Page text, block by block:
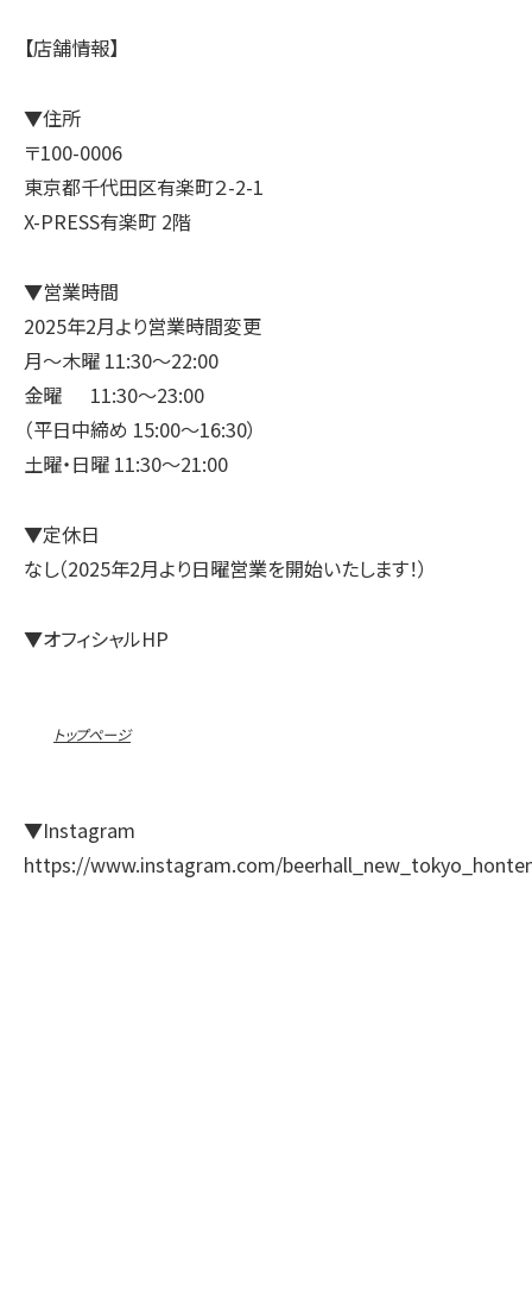
【店舗情報】
▼住所
〒100-0006
東京都千代田区有楽町２-2-1
X-PRESS有楽町 2階
▼営業時間
2025年2月より営業時間変更
月～木曜 11:30～22:00
金曜 11:30～23:00
（平日中締め 15:00～16:30）
土曜・日曜 11:30～21:00
▼定休日
なし（2025年2月より日曜営業を開始いたします！）
▼オフィシャルHP
トップページ
▼Instagram
https://www.instagram.com/